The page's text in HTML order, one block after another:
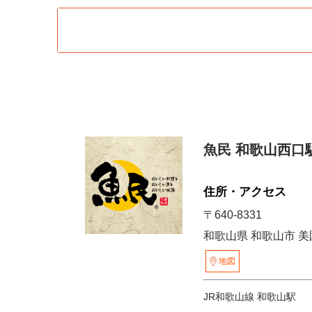
魚民 和歌山西口
住所・アクセス
〒640-8331
和歌山県 和歌山市
地図
JR和歌山線 和歌山駅